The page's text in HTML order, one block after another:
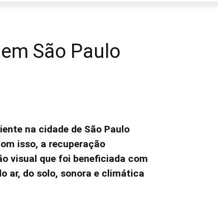
São Paulo
na cidade de São Paulo
isso, a recuperação
visual que foi beneficiada com
ar, do solo, sonora e climática